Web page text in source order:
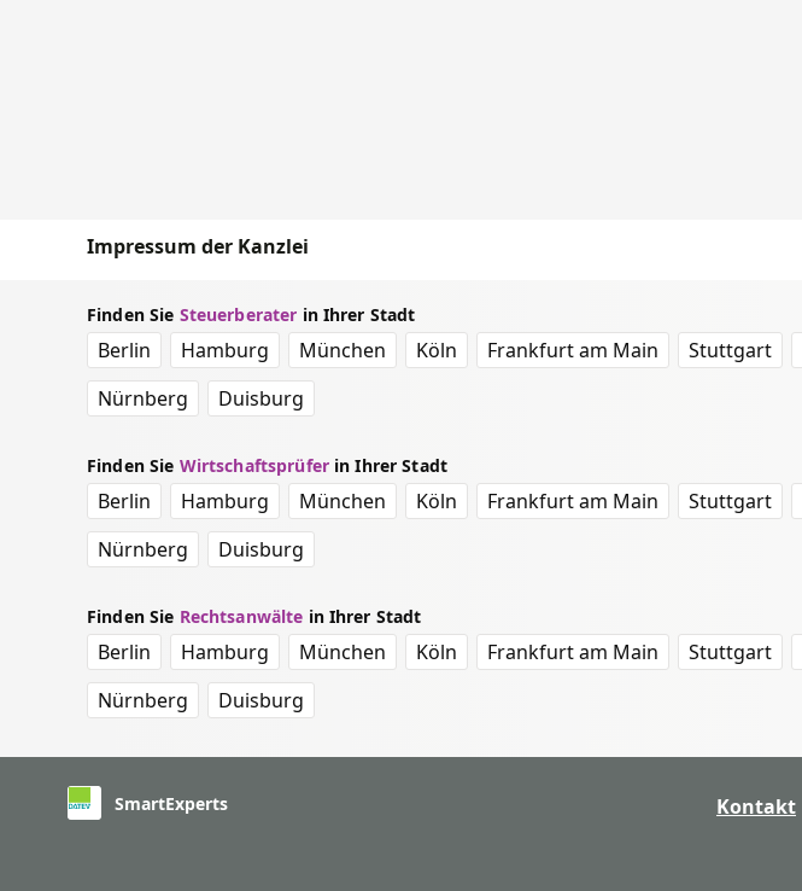
Impressum der Kanzlei
Finden Sie Steuerberater in Ihrer Stadt
Berlin Hamburg München Köln Frankfurt am Main Stuttgart
Nürnberg
Duisburg
Finden Sie Wirtschaftsprüferin Ihrer Stadt
Berlin Hamburg München Köln Frankfurt am Main Stuttgart
Nürnberg
Duisburg
Finden Sie Rechtsanwälte in Ihrer Stadt
Berlin Hamburg München Köln Frankfurt am Main Stuttgart
Nürnberg
Duisburg
SmartExperts Kontakt